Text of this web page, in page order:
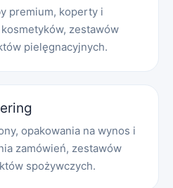
premium, koperty i
zestawów
pielęgnacyjnych.
opakowania na wynos i
zamówień, zestawów
spożywczych.